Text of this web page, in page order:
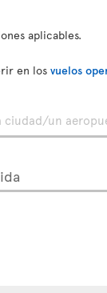
aplicables.
en los vuelos